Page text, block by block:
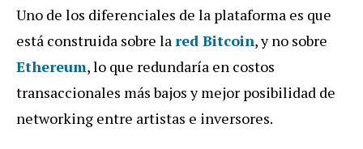
Uno de los diferenciales de la plataforma es que
está construida sobre lared Bitcoin, y no sobre
Ethereum, lo que redundaría en costos
transaccionales más bajos y mejor posibilidad de
networking entre artistas e inversores.